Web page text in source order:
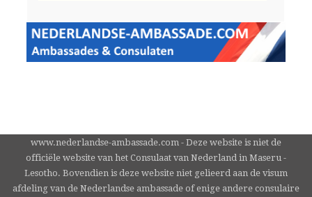
www.nederlandse-ambassade.com - Deze website is niet de
officiële website van het Consulaat van Nederland in Maseru -
Lesotho. Bovendien is deze website niet gelieerd aan de visum
afdeling van de Nederlandse ambassade of enige andere consulaire